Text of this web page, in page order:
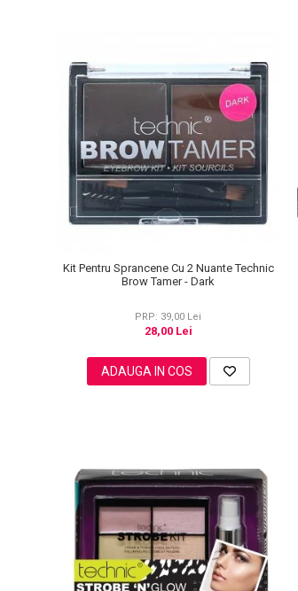
Kit Pentru Sprancene Cu 2 Nuante Technic
Brow Tamer - Dark
PRP: 39,00 Lei
28,00 Lei
ADAUGA IN COS